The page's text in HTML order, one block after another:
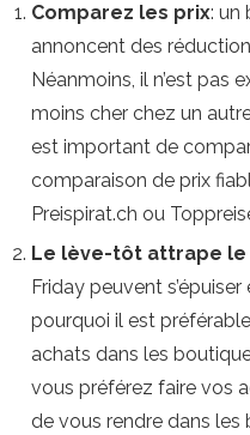
Comparez les prix: un
annoncent des
Néanmoins, il n’est pas
moins cher chez un
est important de
comparaison de prix
Preispirat.ch ou
Le lève-tôt attrape le
Friday peuvent
pourquoi il est
achats dans les
vous préférez faire vos
de vous rendre dans les